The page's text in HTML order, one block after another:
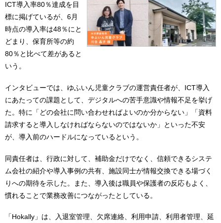
ICT導入率80％達成を目
標に掲げているが、6月
時点の導入率は48％にと
どまり、保育所等の約
80％と比べて差があると
いう。
インタビューでは、ゆふいん児童クラブの運営責任者が、ICT導入
にあたっての課題として、デジタルへの苦手意識や情報不足を挙げ
た。特に「どの会社に問い合わせればよいのか分からない」「資料
請求すると導入しなければならないのではないか」といった不安
が、導入前のハードルになっているという。
同責任者は、行政に対して、補助金だけでなく、信頼できるシステ
ム会社の紹介や導入事例の共有、施設同士が情報交換できる場づく
りへの期待を示した。また、導入後は職員や保護者の反応もよく、
慣れることで業務改善につながったとしている。
「Hokally」は、入退室管理、欠席連絡、利用申請、利用者管理、延